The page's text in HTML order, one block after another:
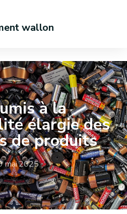
wallon
à la
élargie des
de produits
mai 2025